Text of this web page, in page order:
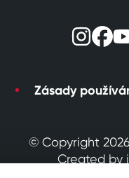
Zásady
© Copyright 2026
Created by